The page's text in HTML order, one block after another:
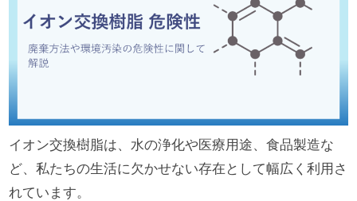
イオン交換樹脂は、水の浄化や医療用途、食品製造な
ど、私たちの生活に欠かせない存在として幅広く利用さ
れています。